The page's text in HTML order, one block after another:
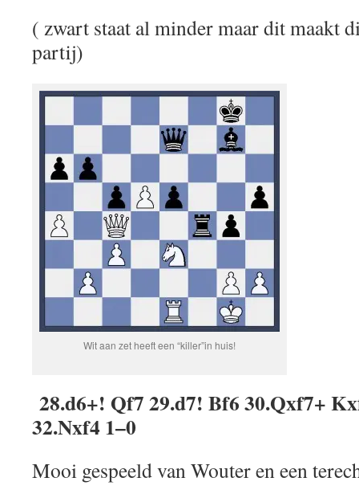
( zwart staat al minder maar dit maakt
partij)
Wit aan zet heeft een “killer”in huis!
28.d6+! Qf7 29.d7! Bf6 30.Qxf7+
32.Nxf4 1–0
Mooi gespeeld van Wouter en een